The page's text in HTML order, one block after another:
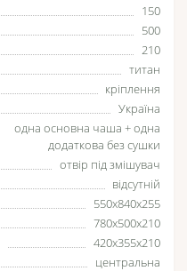
150
500
210
титан
кріплення
Україна
одна основна чаша + одна
додаткова без сушки
отвір під змішувач
відсутній
550х840х255
780x500x210
420x355x210
центральна